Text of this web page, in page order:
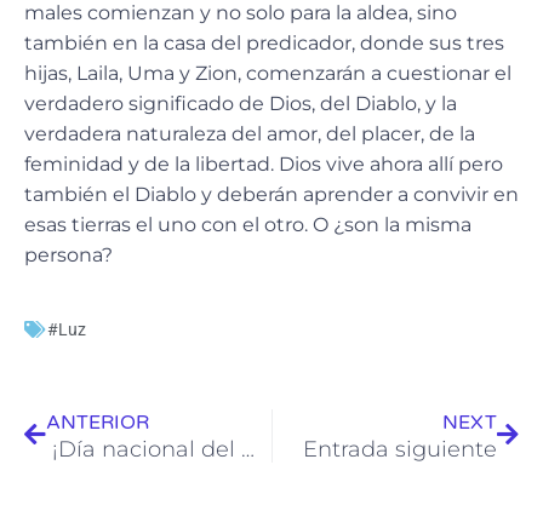
males comienzan y no solo para la aldea, sino
también en la casa del predicador, donde sus tres
hijas, Laila, Uma y Zion, comenzarán a cuestionar el
verdadero significado de Dios, del Diablo, y la
verdadera naturaleza del amor, del placer, de la
feminidad y de la libertad. Dios vive ahora allí pero
también el Diablo y deberán aprender a convivir en
esas tierras el uno con el otro. O ¿son la misma
persona?
#Luz
ANTERIOR
¡Día nacional del Motel!
NEXT
Entrada siguiente